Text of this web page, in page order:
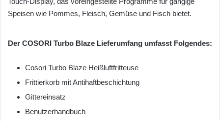
Speisen wie Pommes, Fleisch, Gemüse und Fisch bietet.
Der COSORI Turbo Blaze Lieferumfang umfasst Folgendes:
Cosori Turbo Blaze Heißluftfritteuse
Frittierkorb mit Antihaftbeschichtung
Gittereinsatz
Benutzerhandbuch